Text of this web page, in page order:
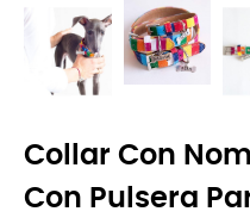
Collar Con
Con Pulsera